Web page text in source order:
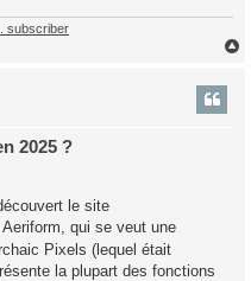
subscriber
2025 ?
le site
qui se veut une
Pixels (lequel était
la plupart des fonctions